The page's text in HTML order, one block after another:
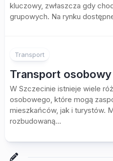
kluczowy, zwłaszcza gdy
grupowych. Na rynku
Transport
Transport
W Szczecinie istnieje wiele
osobowego, które mogą
mieszkańców, jak i turystów.
rozbudowaną...